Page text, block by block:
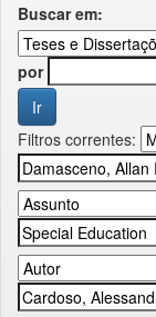
Buscar em:
por
Filtros correntes: